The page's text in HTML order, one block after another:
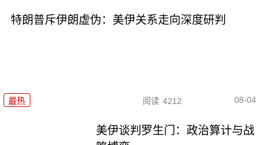
特朗普斥伊朗虚伪：美伊关系走向深度研判
最热 阅读 4212 08-04
美伊谈判罗生门：政治算计与战